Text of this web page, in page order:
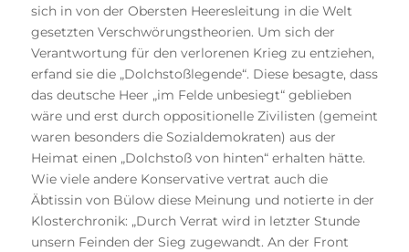
sich in von der Obersten Heeresleitung in die Welt
gesetzten Verschwörungstheorien. Um sich der
Verantwortung für den verlorenen Krieg zu entziehen,
erfand sie die „Dolchstoßlegende“. Diese besagte, dass
das deutsche Heer „im Felde unbesiegt“ geblieben
wäre und erst durch oppositionelle Zivilisten (gemeint
waren besonders die Sozialdemokraten) aus der
Heimat einen „Dolchstoß von hinten“ erhalten hätte.
Wie viele andere Konservative vertrat auch die
Äbtissin von Bülow diese Meinung und notierte in der
Klosterchronik: „Durch Verrat wird in letzter Stunde
unsern Feinden der Sieg zugewandt. An der Front